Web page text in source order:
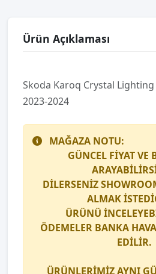
Ürün Açıklaması
Skoda Karoq Crystal
2023-2024
MAĞAZA NOTU:
GÜNCEL FİYAT VE
DİLERSENİZ
ALMAK
ÜRÜNÜ
ÖDEMELER BANKA
EDİLİR.
ÜRÜNLERİMİZ AYNI